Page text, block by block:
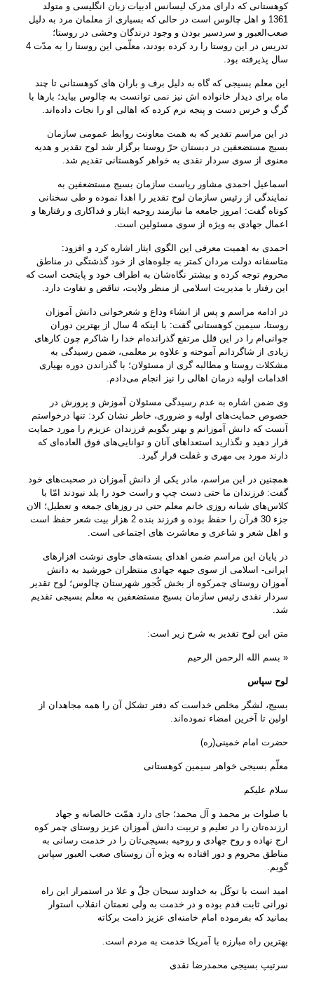
کوهستانی که دارای مدرک لیسانس ادبیات زبان انگلیسی و متولد
1361 و اهل چالوس است در حالی که بسیاری از معلمان مرد به دلیل
صعب‌العبور و سردسیر بودن و وجود درندگان وحشی در روستا؛
تدریس در این روستا را رد کرده بودند، معلّمی این روستا را به مدّت 4
سال پذیرفته بود.
این معلم بسیجی که گاه به دلیل برف و باران های کوهستانی تا چند
ماه برای دیدار خانواده اش نیز نمی توانست به چالوس بیاید؛ بارها با
گرگ و خرس دست و پنجه نرم کرده که اهالی او را نجات داده‌اند.
در این مراسم تقدیر که به همت معاونت روابط عمومی سازمان
بسیج مستضعفین در دبستان حرّ روستا برگزار شد لوح تقدیر و هدیه
معنوی از سوی سردار نقدی به خواهر کوهستانی تقدیم شد.
اسماعیل احمدی مشاور ریاست سازمان بسیج مستضعفین به
نمایندگی از رئیس سازمان لوح تقدیر را اهدا نموده و طی سخنانی
کوتاه گفت: امروز جامعه ما نیازمند روحیه ایثار و فداکاری و رفتارها و
اعمال جهادی به ویژه از سوی مسئولین است.
احمدی به اهمیت معرفی این الگوی ایثار اشاره کرد و افزود:
متاسفانه دولت مردان کمتر به جلوه‌های از خود گذشتگی در مناطق
محروم توجه کرده و بیشتر نگاه‌شان به اطراف خود و پایتخت است که
این رفتار با مدیریت اسلامی از منظر ولایت، تناقض و تفاوت دارد.
در ادامه مراسم و پس از انشاء وداع و شعرخوانی دانش آموزان
روستا، سیمین کوهستانی گفت: با اینکه 4 سال از بهترین دوران
جوانی‌ام را در این قلل مرتفع گذرانده‌ام خدا را شاکرم چون کارهای
زیادی از شاگردانم آموخته و علاوه بر معلمی، ضمن رسیدگی به
مشکلات روستا و مطالبه گری از مسئولان؛ با گذراندن دوره بهیاری
اقدامات اولیه درمان اهالی را نیز انجام می‌دادم.
وی ضمن اشاره به عدم رسیدگی مسئولان آموزش و پرورش در
خصوص حمایت‌های اولیه و ضروری، خاطر نشان کرد: تنها درخواستم
آنست که دانش آموزانم و بهتر بگویم فرزندان عزیزم را مورد حمایت
قرار دهید و نگذارید استعداهای آنان و توانایی‌های فوق العاده‌ای که
دارند مورد بی مهری و غفلت قرار گیرد.
همچنین در این مراسم، مادر یکی از دانش آموزان در صحبت‌های خود
گفت: فرزندان ما حتی دست چپ و راست خود را بلد نبودند امّا با
کلاس‌های شبانه روزی خانم معلم حتی در روزهای جمعه و تعطیل؛ الان
جزء 30 قرآن را حفظ بوده و فرزند بنده 2 هزار بیت شعر حفظ است
و اهل شعر و شاعری و معاشرت های اجتماعی است.
در پایان این مراسم ضمن اهدای بسته‌های حاوی نوشت افزارهای
ایرانی- اسلامی از سوی جبهه جهادی منتظران خورشید به دانش
آموزان روستای چمرکوه از بخش کٌجور شهرستان چالوس؛ لوح تقدیر
سردار نقدی رئیس سازمان بسیج مستضعفین به معلم بسیجی تقدیم
شد.
متن این لوح تقدیر به شرح زیر است:
« بسم الله الرحمن الرحیم
لوح سپاس
بسیج، لشگر مخلص خداست که دفتر تشکل آن را همه مجاهدان از
اولین تا آخرین امضاء نموده‌اند.
حضرت امام خمینی(ره)
معلّم بسیجی خواهر سیمین کوهستانی
سلام علیکم
با صلوات بر محمد و آل محمد؛ جای دارد همّت خالصانه و جهاد
ارزنده‌تان را در تعلیم و تربیت دانش آموزان عزیز روستای چمر کوه
ارج نهاده و روح جهادی و روحیه‌ بسیجی‌تان را در خدمت رسانی به
مناطق محروم و دور افتاده به ویژه آن روستای صعب العبور سپاس
گویم.
امید است با توکّل به خداوند سبحان جلّ و علا در استمرار این راه
نورانی ثابت قدم بوده و در خدمت به ولی نعمتان انقلاب استوار
بمانید که بفرموده‌ امام خامنه‌ای عزیز دامت برکاته
بهترین راه مبارزه با آمریکا خدمت به مردم است.
سرتیپ بسیجی محمدرضا نقدی